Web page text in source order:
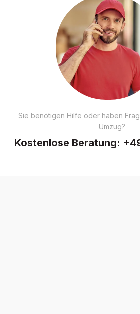
Sie benötigen Hilfe oder haben
Umzug?
Kostenlose Beratung: